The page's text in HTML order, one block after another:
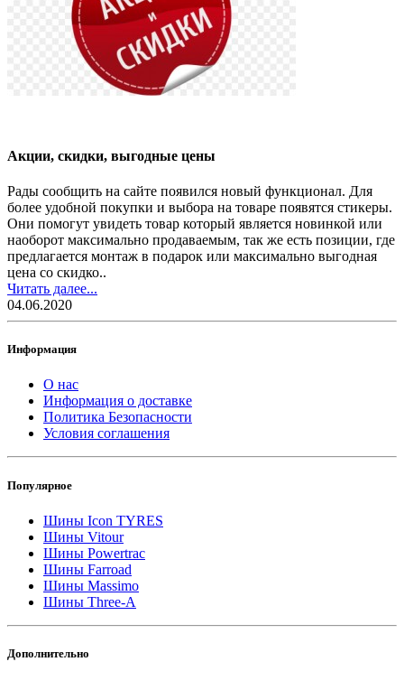
Акции, скидки, выгодные цены
Рады сообщить на сайте появился новый функционал. Для
более удобной покупки и выбора на товаре появятся стикеры.
Они помогут увидеть товар который является новинкой или
наоборот максимально продаваемым, так же есть позиции, где
предлагается монтаж в подарок или максимально выгодная
цена со скидко..
Читать далее...
04.06.2020
Информация
О нас
Информация о доставке
Политика Безопасности
Условия соглашения
Популярное
Шины Icon TYRES
Шины Vitour
Шины Powertrac
Шины Farroad
Шины Massimo
Шины Three-A
Дополнительно